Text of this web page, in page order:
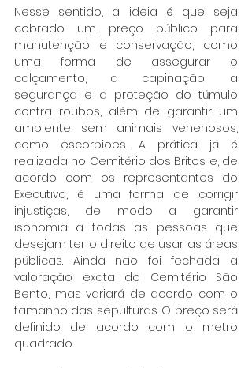
Nesse sentido, a ideia é que seja
cobrado um preço público para
manutenção e conservação, como
uma forma de assegurar o
calçamento, a capinação, a
segurança e a proteção do túmulo
contra roubos, além de garantir um
ambiente sem animais venenosos,
como escorpiões. A prática já é
realizada no Cemitério dos Britos e, de
acordo com os representantes do
Executivo, é uma forma de corrigir
injustiças, de modo a garantir
isonomia a todas as pessoas que
desejam ter o direito de usar as áreas
públicas. Ainda não foi fechada a
valoração exata do Cemitério São
Bento, mas variará de acordo com o
tamanho das sepulturas. O preço será
definido de acordo com o metro
quadrado.